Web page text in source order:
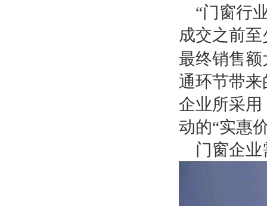
“门窗行
成交之前
最终销售
通环节带来
企业所采
动的“实惠
门窗企